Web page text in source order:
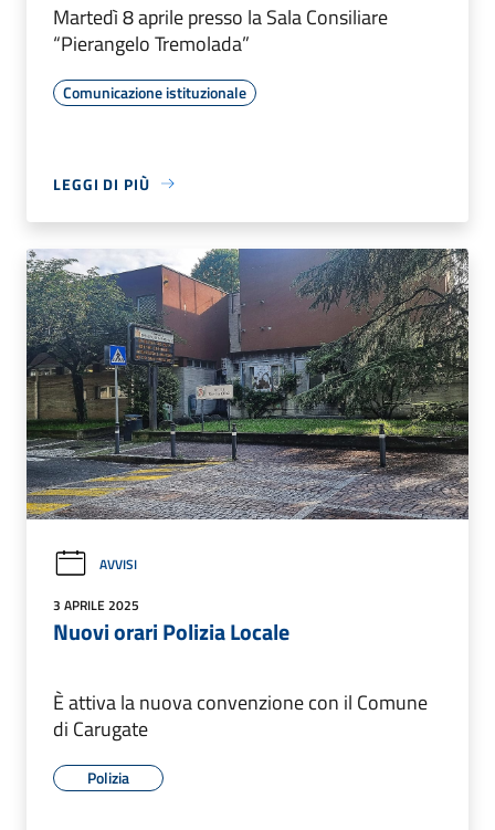
Martedì 8 aprile presso la Sala Consiliare
“Pierangelo Tremolada”
Comunicazione istituzionale
LEGGI DI PIÙ
AVVISI
3 APRILE 2025
Nuovi orari Polizia Locale
È attiva la nuova convenzione con il Comune
di Carugate
Polizia